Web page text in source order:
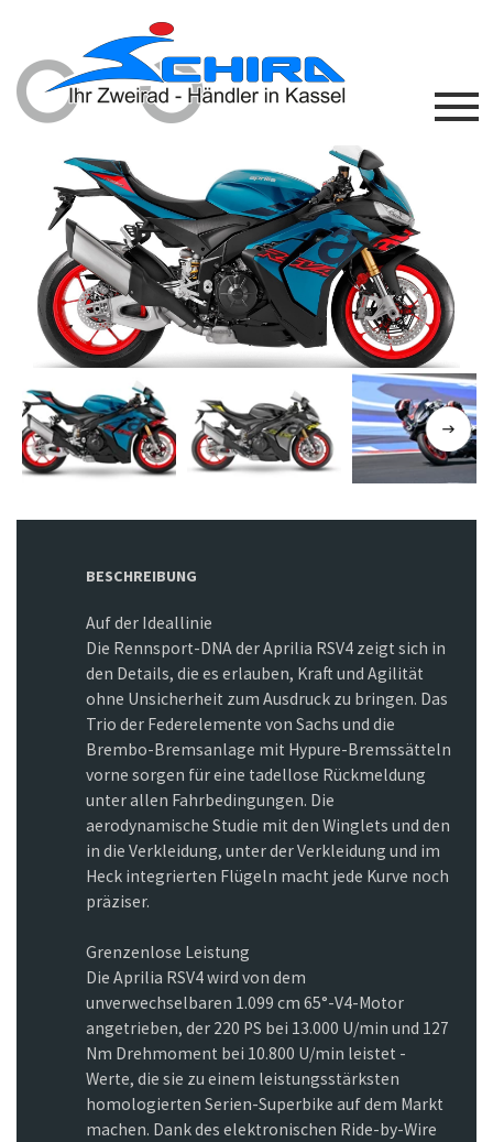
Previous Next
BESCHREIBUNG
Auf der Ideallinie
Die Rennsport-DNA der Aprilia RSV4 zeigt sich in
den Details, die es erlauben, Kraft und Agilität
ohne Unsicherheit zum Ausdruck zu bringen. Das
Trio der Federelemente von Sachs und die
Brembo-Bremsanlage mit Hypure-Bremssätteln
vorne sorgen für eine tadellose Rückmeldung
unter allen Fahrbedingungen. Die
aerodynamische Studie mit den Winglets und den
in die Verkleidung, unter der Verkleidung und im
Heck integrierten Flügeln macht jede Kurve noch
präziser.
Grenzenlose Leistung
Die Aprilia RSV4 wird von dem
unverwechselbaren 1.099 cm 65°-V4-Motor
angetrieben, der 220 PS bei 13.000 U/min und 127
Nm Drehmoment bei 10.800 U/min leistet -
Werte, die sie zu einem leistungsstärksten
homologierten Serien-Superbike auf dem Markt
machen. Dank des elektronischen Ride-by-Wire